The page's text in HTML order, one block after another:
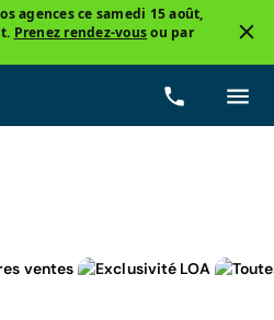
agences ce samedi 15 août,
Prenez rendez-vousou par
Carburants